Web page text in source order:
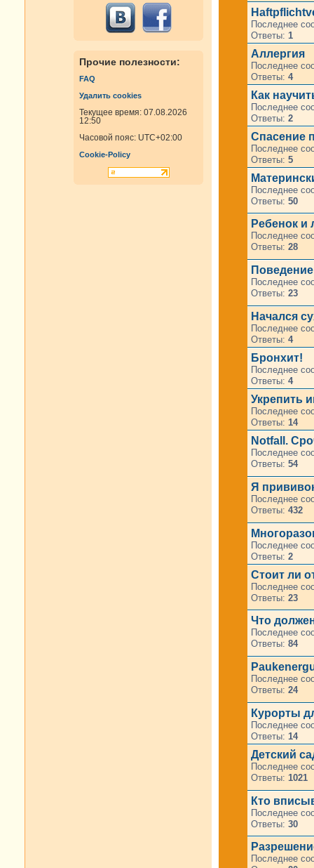
Прочие полезности:
FAQ
Удалить cookies
Текущее время: 07.08.2026
12:50
Часовой пояс: UTC+02:00
Cookie-Policy
Последнее
Ответы: 1
Аллергия
Последнее
Ответы: 4
Как
Последнее
Ответы: 2
Спасение
Последнее
Ответы: 5
Последнее
Ответы: 50
Ребенок и
Последнее
Ответы: 28
Последнее
Ответы: 23
Начался
Последнее
Ответы: 4
Бронхит!
Последнее
Ответы: 4
Укрепить
Последнее
Ответы: 14
Notfall.
Последнее
Ответы: 54
Я
Последнее
Ответы: 432
Последнее
Ответы: 2
Стоит ли
Последнее
Ответы: 23
Что
Последнее
Ответы: 84
Последнее
Ответы: 24
Курорты
Последнее
Ответы: 14
Детский
Последнее
Ответы: 1021
Кто
Последнее
Ответы: 30
Последнее